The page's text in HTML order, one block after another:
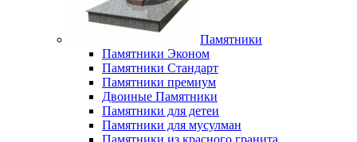
Памятники
Памятники Эконом
Памятники Стандарт
Памятники премиум
Двоиные Памятники
Памятники для детеи
Памятники для мусулман
Памятники из красного гранита